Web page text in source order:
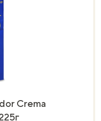
Crema